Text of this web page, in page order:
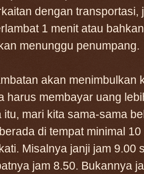
dengan
1 menit atau
menunggu penumpang.
akan menimbulkan
harus membayar uang
itu, mari kita sama-sama
di tempat minimal
Misalnya janji jam 9.00
jam 8.50. Bukannya